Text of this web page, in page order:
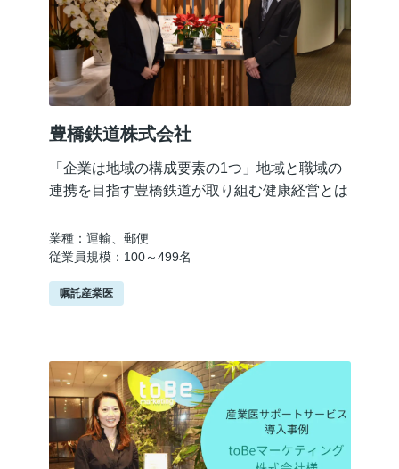
豊橋鉄道株式会社
「企業は地域の構成要素の1つ」地域と職域の
連携を目指す豊橋鉄道が取り組む健康経営とは
業種：運輸、郵便
従業員規模：100～499名
嘱託産業医